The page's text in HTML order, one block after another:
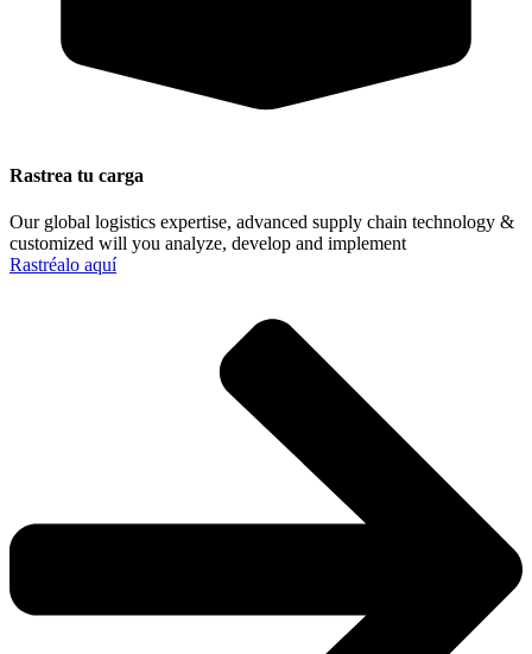
Rastrea tu carga
Our global logistics expertise, advanced supply chain technology &
customized will you analyze, develop and implement
Rastréalo aquí